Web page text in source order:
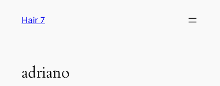
Hair 7
adriano